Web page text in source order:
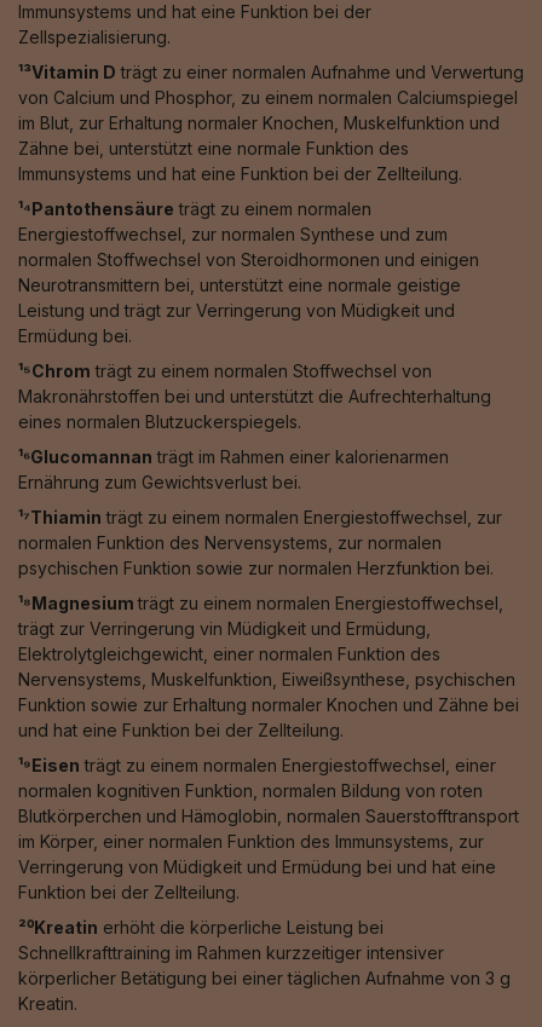
Immunsystems und hat eine Funktion bei der
Zellspezialisierung.
¹³Vitamin D trägt zu einer normalen Aufnahme und Verwertung
von Calcium und Phosphor, zu einem normalen Calciumspiegel
im Blut, zur Erhaltung normaler Knochen, Muskelfunktion und
Zähne bei, unterstützt eine normale Funktion des
Immunsystems und hat eine Funktion bei der Zellteilung.
¹⁴Pantothensäure trägt zu einem normalen
Energiestoffwechsel, zur normalen Synthese und zum
normalen Stoffwechsel von Steroidhormonen und einigen
Neurotransmittern bei, unterstützt eine normale geistige
Leistung und trägt zur Verringerung von Müdigkeit und
Ermüdung bei.
¹⁵Chrom trägt zu einem normalen Stoffwechsel von
Makronährstoffen bei und unterstützt die Aufrechterhaltung
eines normalen Blutzuckerspiegels.
¹⁶Glucomannan trägt im Rahmen einer kalorienarmen
Ernährung zum Gewichtsverlust bei.
¹⁷Thiamin trägt zu einem normalen Energiestoffwechsel, zur
normalen Funktion des Nervensystems, zur normalen
psychischen Funktion sowie zur normalen Herzfunktion bei.
¹⁸Magnesiumträgt zu einem normalen Energiestoffwechsel,
trägt zur Verringerung vin Müdigkeit und Ermüdung,
Elektrolytgleichgewicht, einer normalen Funktion des
Nervensystems, Muskelfunktion, Eiweißsynthese, psychischen
Funktion sowie zur Erhaltung normaler Knochen und Zähne bei
und hat eine Funktion bei der Zellteilung.
¹⁹Eisen trägt zu einem normalen Energiestoffwechsel, einer
normalen kognitiven Funktion, normalen Bildung von roten
Blutkörperchen und Hämoglobin, normalen Sauerstofftransport
im Körper, einer normalen Funktion des Immunsystems, zur
Verringerung von Müdigkeit und Ermüdung bei und hat eine
Funktion bei der Zellteilung.
²⁰Kreatin erhöht die körperliche Leistung bei
Schnellkrafttraining im Rahmen kurzzeitiger intensiver
körperlicher Betätigung bei einer täglichen Aufnahme von 3 g
Kreatin.